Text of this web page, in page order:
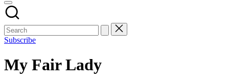
Subscribe
My Fair Lady